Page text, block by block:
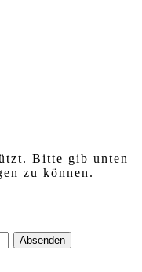
Bitte gib unten
zu können.